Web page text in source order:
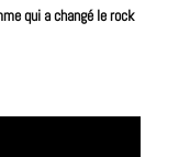
qui a changé le rock